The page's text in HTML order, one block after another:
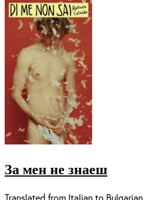
За мен не знаеш
Translated from Italian to